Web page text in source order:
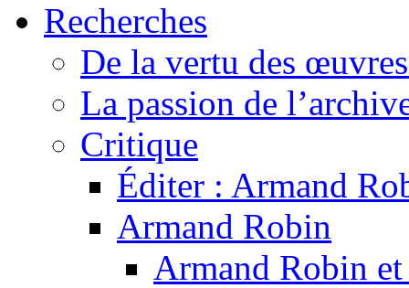
Recherches
De la vertu des
La passion de
Critique
Éditer : Armand
Armand Robin
Armand Robin